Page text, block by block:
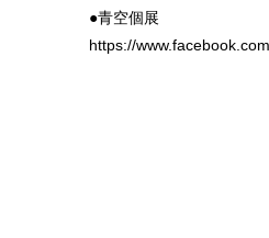
●青空個展
https://